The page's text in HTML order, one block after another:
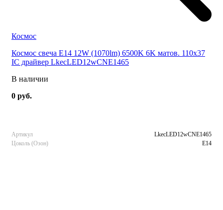
Космос
Космос свеча E14 12W (1070lm) 6500K 6K матов. 110x37
IC драйвер LkecLED12wCNE1465
В наличии
0 руб.
Артикул
LkecLED12wCNE1465
Цоколь (Озон)
E14